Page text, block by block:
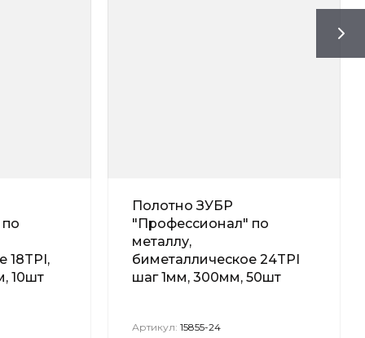
18TPI,
10шт
Полотно ЗУБР
"Профессионал" по
металлу,
биметаллическое 24TPI
шаг 1мм, 300мм, 50шт
Артикул: 15855-24